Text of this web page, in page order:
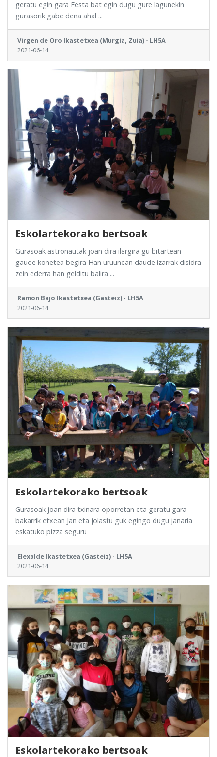
geratu egin gara Festa bat egin dugu gure lagunekin
gurasorik gabe dena ahal ...
Virgen de Oro Ikastetxea (Murgia, Zuia) - LH5A
2021-06-14
Eskolartekorako bertsoak
Gurasoak astronautak joan dira ilargira gu bitartean
gaude kohetea begira Han uruunean daude izarrak disidra
zein ederra han gelditu balira ...
Ramon Bajo Ikastetxea (Gasteiz) - LH5A
2021-06-14
Eskolartekorako bertsoak
Gurasoak joan dira txinara oporretan eta geratu gara
bakarrik etxean Jan eta jolastu guk egingo dugu janaria
eskatuko pizza seguru
Elexalde Ikastetxea (Gasteiz) - LH5A
2021-06-14
Eskolartekorako bertsoak